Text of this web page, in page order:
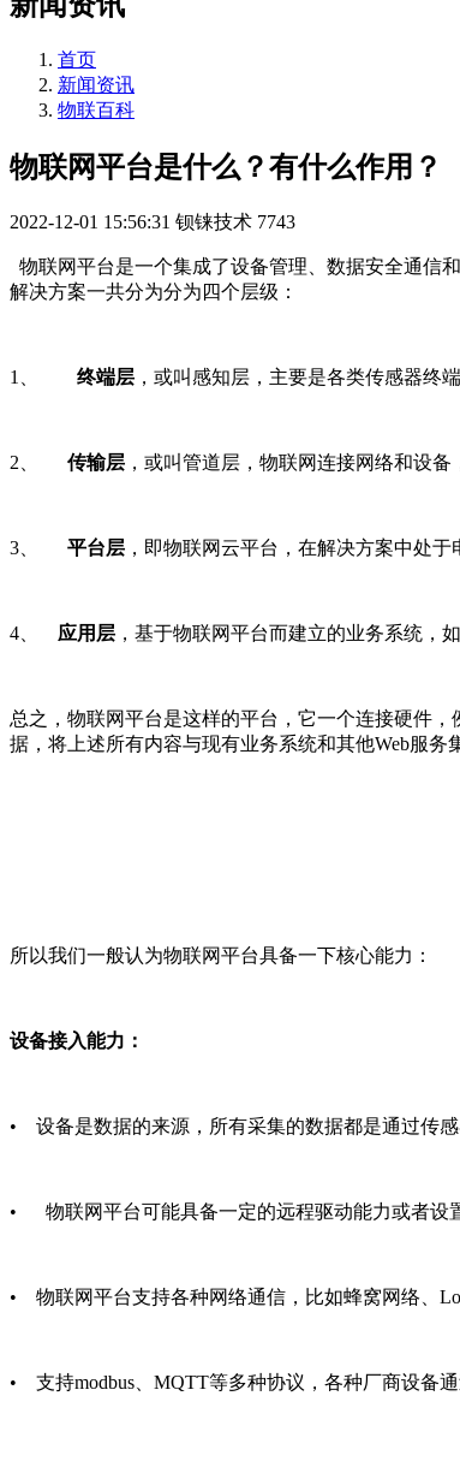
首页
新闻资讯
物联百科
物联网平台是什么？有什么作用？
2022-12-01 15:56:31 钡铼技术 7743
物联网平台是一个集成了设备管理、数据安全通信
解决方案一共分为分为四个层级：
1、 终端层 ，或叫感知层，主要是各类传感器终
2、 传输层 ，或叫管道层，物联网连接网络和设
3、 平台层 ，即物联网云平台，在解决方案中处
4、 应用层 ，基于物联网平台而建立的业务系统，
总之，物联网平台是这样的平台，它一个连接硬件
据，将上述所有内容与现有业务系统和其他Web服务
所以我们一般认为物联网平台具备一下核心能力：
设备接入能力：
• 设备是数据的来源，所有采集的数据都是通过传
• 物联网平台可能具备一定的远程驱动能力或者设
• 物联网平台支持各种网络通信，比如蜂窝网络、
• 支持modbus、MQTT等多种协议，各种厂商设备